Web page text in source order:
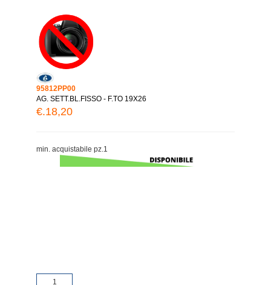
95812PP00
AG. SETT.BL.FISSO - F.TO 19X26
€.18,20
min. acquistabile pz.1